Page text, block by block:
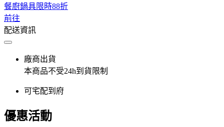
餐廚鍋具限時88折
前往
配送資訊
廠商出貨
本商品不受24h到貨限制
可宅配到府
優惠活動